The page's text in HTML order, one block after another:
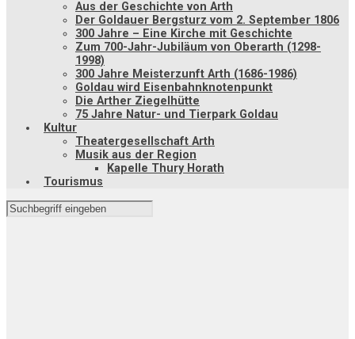
Aus der Geschichte von Arth
Der Goldauer Bergsturz vom 2. September 1806
300 Jahre – Eine Kirche mit Geschichte
Zum 700-Jahr-Jubiläum von Oberarth (1298-
1998)
300 Jahre Meisterzunft Arth (1686-1986)
Goldau wird Eisenbahnknotenpunkt
Die Arther Ziegelhütte
75 Jahre Natur- und Tierpark Goldau
Kultur
Theatergesellschaft Arth
Musik aus der Region
Kapelle Thury Horath
Tourismus